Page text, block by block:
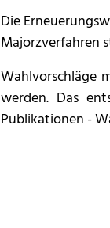
Die
Majorzverfahren
Wahlvorschläge
werden. Das
Publikationen -